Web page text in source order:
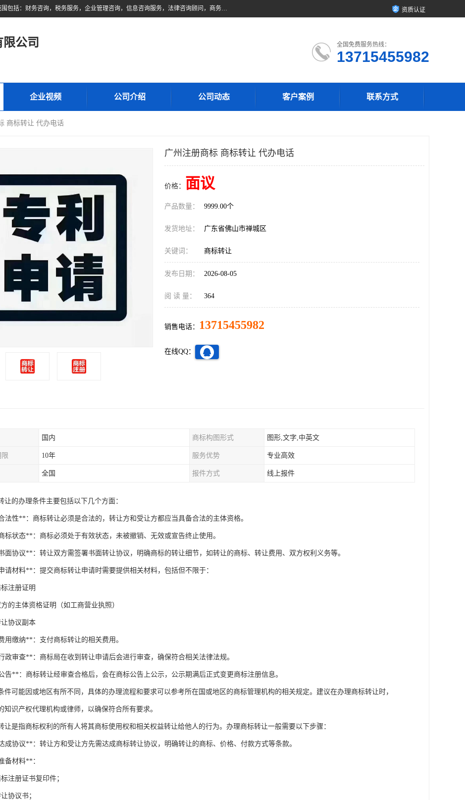
佛山市领云财务顾问有限公司注册地位于佛山市禅城区。经营范围包括：财务咨询，税务服务，企业管理咨询，信息咨询服务，法律咨询顾问，商务代理代办等服务；主要项目有：代理记账，旧账账务处理，疑难账务处理，建账审账；纳税申报，网上申请发票，企业税务分析、审查与评估；注册个体工商户，注册公司，公司注销；企业名称、地址、法人、股东、经营范围、营业期限等资料变更；商标注册、商标转让。财税审计、税务咨询、公司年审。 资质认证
公司 全国免费服务热线：
13715455982
企业视频 公司介绍 公司动态 客户案例 联系方式
商标转让 代办电话
广州注册商标 商标转让 代办电话
价格： 面议
产品数量： 9999.00个
发货地址： 广东省佛山市禅城区
关键词： 商标转让
发布日期： 2026-08-05
阅 读 量： 364
销售电话： 13715455982
在线QQ：
国内 商标构图形式 图形,文字,中英文
10年 服务优势 专业高效
全国 报件方式 线上报件
让的办理条件主要包括以下几个方面：
法性**：商标转让必须是合法的，转让方和受让方都应当具备合法的主体资格。
标状态**：商标必须处于有效状态，未被撤销、无效或宣告终止使用。
面协议**：转让双方需签署书面转让协议，明确商标的转让细节，如转让的商标、转让费用、双方权利义务等。
请材料**：提交商标转让申请时需要提供相关材料，包括但不限于：
注册证明
的主体资格证明（如工商营业执照）
协议副本
用缴纳**：支付商标转让的相关费用。
政审查**：商标局在收到转让申请后会进行审查，确保符合相关法律法规。
告**：商标转让经审查合格后，会在商标公告上公示，公示期满后正式变更商标注册信息。
件可能因或地区有所不同，具体的办理流程和要求可以参考所在国或地区的商标管理机构的相关规定。建议在办理商标转让时，
知识产权代理机构或律师，以确保符合所有要求。
让是指商标权利的所有人将其商标使用权和相关权益转让给他人的行为。办理商标转让一般需要以下步骤：
成协议**：转让方和受让方先需达成商标转让协议，明确转让的商标、价格、付款方式等条款。
备材料**：
注册证书复印件；
协议书；